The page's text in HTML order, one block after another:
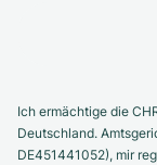
Ich ermächtige die
Deutschland.
DE451441052), mir